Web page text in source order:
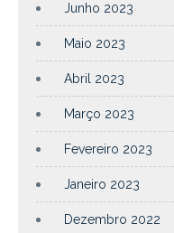
Junho 2023
Maio 2023
Abril 2023
Março 2023
Fevereiro 2023
Janeiro 2023
Dezembro 2022